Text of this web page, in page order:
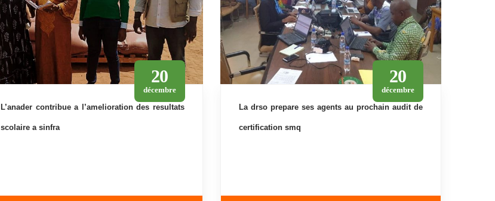
20
décembre
l’anader contribue a l’amelioration des resultats
scolaire a sinfra
20
décembre
la drso prepare ses agents au prochain audit de
certification smq